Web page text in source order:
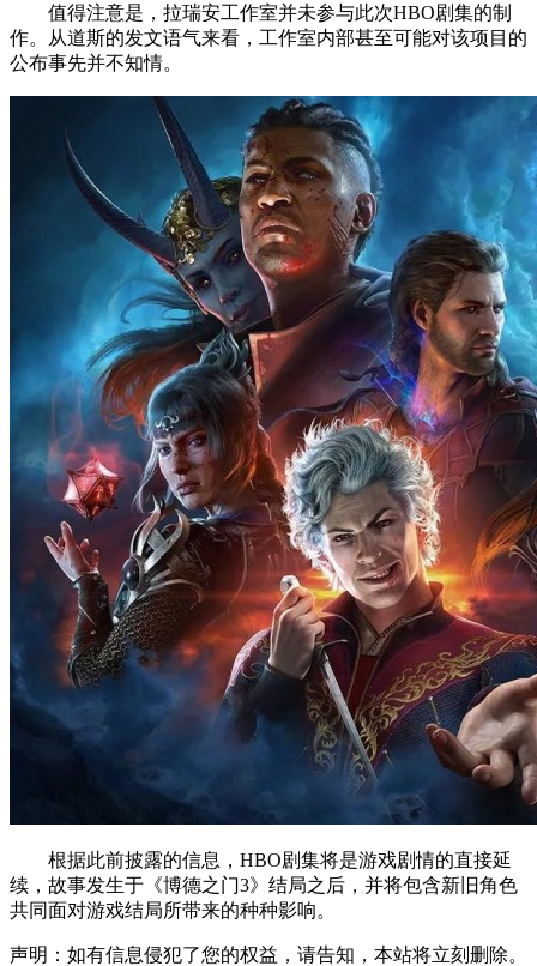
值得注意是，拉瑞安工作室并未参与此次HBO剧集的制
作。从道斯的发文语气来看，工作室内部甚至可能对该项目的
公布事先并不知情。
根据此前披露的信息，HBO剧集将是游戏剧情的直接延
续，故事发生于《博德之门3》结局之后，并将包含新旧角色
共同面对游戏结局所带来的种种影响。
声明：如有信息侵犯了您的权益，请告知，本站将立刻删除。